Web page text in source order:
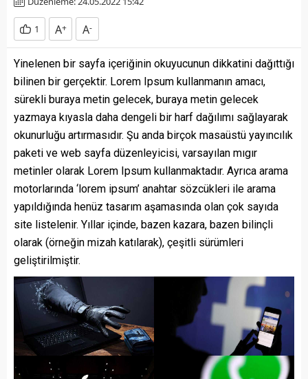
1 A+ A-
Yinelenen bir sayfa içeriğinin okuyucunun dikkatini dağıttığı
bilinen bir gerçektir. Lorem Ipsum kullanmanın amacı,
sürekli buraya metin gelecek, buraya metin gelecek
yazmaya kıyasla daha dengeli bir harf dağılımı sağlayarak
okunurluğu artırmasıdır. Şu anda birçok masaüstü yayıncılık
paketi ve web sayfa düzenleyicisi, varsayılan mıgır
metinler olarak Lorem Ipsum kullanmaktadır. Ayrıca arama
motorlarında ‘lorem ipsum’ anahtar sözcükleri ile arama
yapıldığında henüz tasarım aşamasında olan çok sayıda
site listelenir. Yıllar içinde, bazen kazara, bazen bilinçli
olarak (örneğin mizah katılarak), çeşitli sürümleri
geliştirilmiştir.